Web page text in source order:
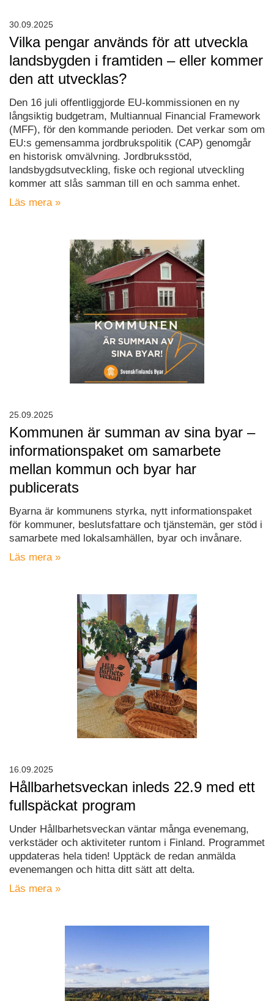
Vilka pengar används för att utveckla
landsbygden i framtiden – eller kommer
den att utvecklas?
Den 16 juli offentliggjorde EU-kommissionen en ny
långsiktig budgetram, Multiannual Financial Framework
(MFF), för den kommande perioden. Det verkar som om
EU:s gemensamma jordbrukspolitik (CAP) genomgår
en historisk omvälvning. Jordbruksstöd,
landsbygdsutveckling, fiske och regional utveckling
kommer att slås samman till en och samma enhet.
Läs mera »
30.09.2025
Kommunen är summan av sina byar –
informationspaket om samarbete
mellan kommun och byar har
publicerats
Byarna är kommunens styrka, nytt informationspaket
för kommuner, beslutsfattare och tjänstemän, ger stöd i
samarbete med lokalsamhällen, byar och invånare.
Läs mera »
25.09.2025
Hållbarhetsveckan inleds 22.9 med ett
fullspäckat program
Under Hållbarhetsveckan väntar många evenemang,
verkstäder och aktiviteter runtom i Finland. Programmet
uppdateras hela tiden! Upptäck de redan anmälda
evenemangen och hitta ditt sätt att delta.
Läs mera »
16.09.2025